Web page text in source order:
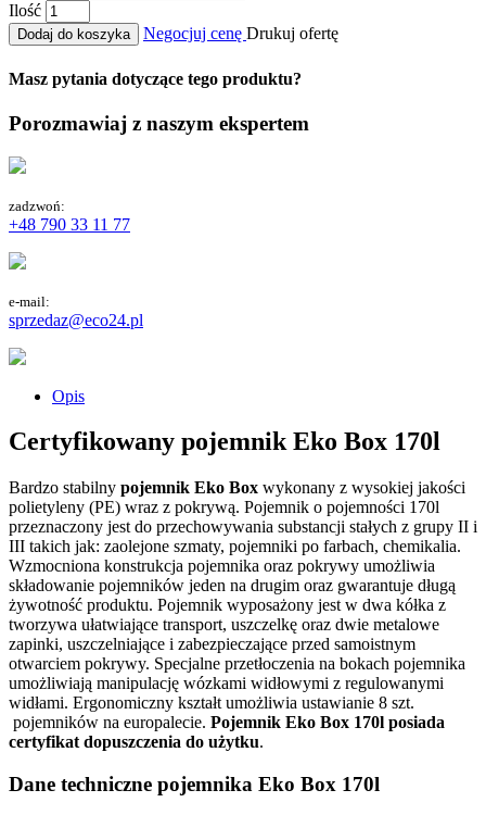
Ilość
Dodaj do koszyka Negocjuj cenę Drukuj ofertę
Masz pytania dotyczące tego produktu?
Porozmawiaj z naszym ekspertem
zadzwoń:
+48 790 33 11 77
e-mail:
sprzedaz@eco24.pl
Opis
Certyfikowany pojemnik Eko Box 170l
Bardzo stabilny pojemnik Eko Box wykonany z wysokiej jakości
polietyleny (PE) wraz z pokrywą. Pojemnik o pojemności 170l
przeznaczony jest do przechowywania substancji stałych z grupy II i
III takich jak: zaolejone szmaty, pojemniki po farbach, chemikalia.
Wzmocniona konstrukcja pojemnika oraz pokrywy umożliwia
składowanie pojemników jeden na drugim oraz gwarantuje długą
żywotność produktu. Pojemnik wyposażony jest w dwa kółka z
tworzywa ułatwiające transport, uszczelkę oraz dwie metalowe
zapinki, uszczelniające i zabezpieczające przed samoistnym
otwarciem pokrywy. Specjalne przetłoczenia na bokach pojemnika
umożliwiają manipulację wózkami widłowymi z regulowanymi
widłami. Ergonomiczny kształt umożliwia ustawianie 8 szt.
pojemników na europalecie. Pojemnik Eko Box 170l posiada
certyfikat dopuszczenia do użytku.
Dane techniczne pojemnika Eko Box 170l